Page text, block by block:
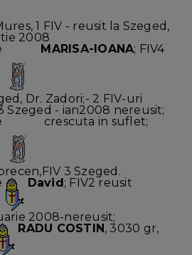
1 FIV - reusit la Szeged,
2008
MARISA-IOANA; FIV4
Dr. Zadori;- 2 FIV-uri
Szeged - ian2008 nereusit;
crescuta in suflet;
3 Szeged.
David; FIV2 reusit
2008-nereusit;
RADU COSTIN, 3030 gr,